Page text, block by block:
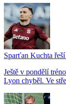
Sparťan Kuchta
Ještě v pondělí
Lyon chyběl. Ve